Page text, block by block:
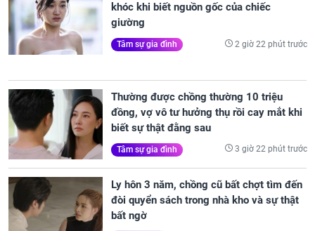
khóc khi biết nguồn gốc của chiếc
giường
Tâm sự gia đình 2 giờ 22 phút trước
Thường được chồng thường 10 triệu
đồng, vợ vô tư hưởng thụ rồi cay mắt khi
biết sự thật đằng sau
Tâm sự gia đình 3 giờ 22 phút trước
Ly hôn 3 năm, chồng cũ bất chợt tìm đến
đòi quyển sách trong nhà kho và sự thật
bất ngờ